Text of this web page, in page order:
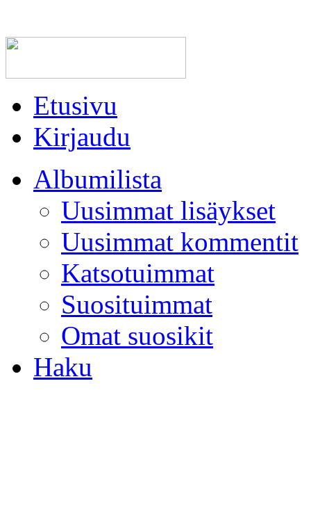
Etusivu
Kirjaudu
Albumilista
Uusimmat lisäykset
Uusimmat kommentit
Katsotuimmat
Suosituimmat
Omat suosikit
Haku